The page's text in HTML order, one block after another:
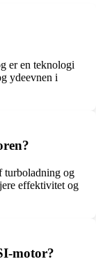
er en teknologi
ydeevnen i
turboladning og
effektivitet og
motor?